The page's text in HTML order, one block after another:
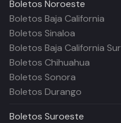
Boletos Noroeste
Boletos Baja California
Boletos Sinaloa
Boletos Baja California Sur
Boletos Chihuahua
Boletos Sonora
Boletos Durango
Boletos Suroeste